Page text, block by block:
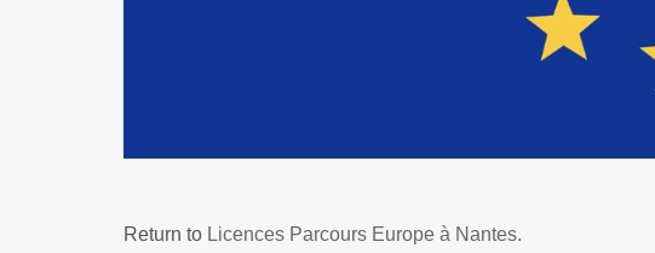
Return to Licences Parcours Europe à Nantes.